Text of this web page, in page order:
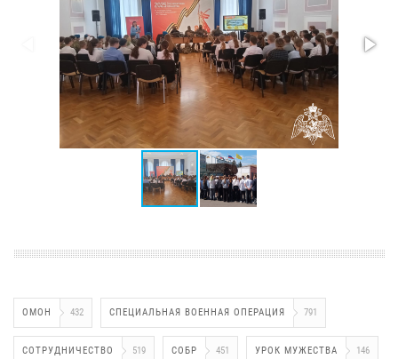
ОМОН 432 СПЕЦИАЛЬНАЯ ВОЕННАЯ ОПЕРАЦИЯ 791
СОТРУДНИЧЕСТВО 519 СОБР 451 УРОК МУЖЕСТВА 146